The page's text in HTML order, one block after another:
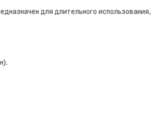
для длительного использования,